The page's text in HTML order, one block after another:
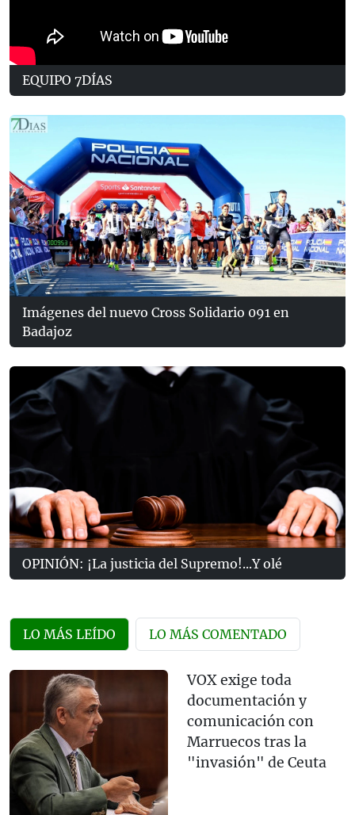
EQUIPO 7DÍAS
Imágenes del nuevo Cross Solidario 091 en
Badajoz
OPINIÓN: ¡La justicia del Supremo!...Y olé
LO MÁS LEÍDO LO MÁS COMENTADO
VOX exige toda
documentación y
comunicación con
Marruecos tras la
"invasión" de Ceuta